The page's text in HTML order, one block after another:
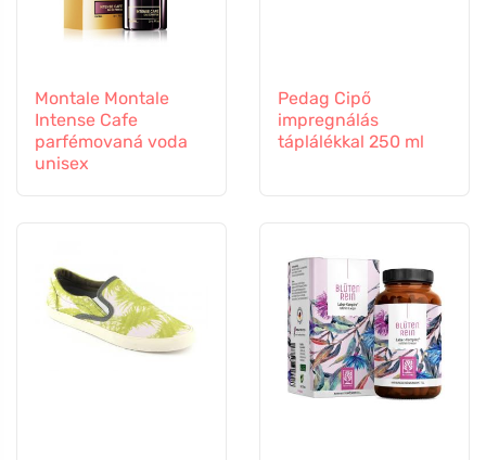
Montale Montale
Intense Cafe
parfémovaná voda
unisex
Pedag Cipő
impregnálás
táplálékkal 250 ml